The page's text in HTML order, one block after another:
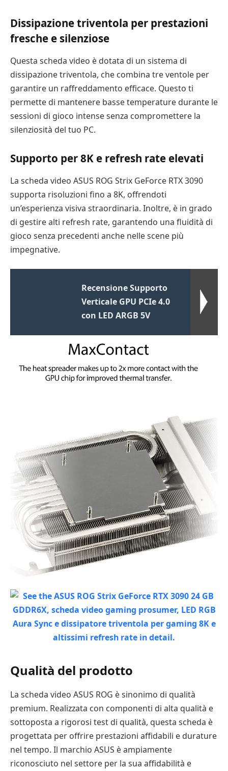
Dissipazione triventola per prestazioni
fresche e silenziose
Questa scheda video è dotata di un sistema di
dissipazione triventola, che combina tre ventole per
garantire un raffreddamento efficace. Questo ti
permette di mantenere basse temperature durante le
sessioni di gioco intense senza compromettere la
silenziosità del tuo PC.
Supporto per 8K e refresh rate elevati
La scheda video ASUS ROG Strix GeForce RTX 3090
supporta risoluzioni fino a 8K, offrendoti
un’esperienza visiva straordinaria. Inoltre, è in grado
di gestire alti refresh rate, garantendo una fluidità di
gioco senza precedenti anche nelle scene più
impegnative.
Recensione Supporto
Verticale GPU PCIe 4.0
con LED ARGB 5V
Qualità del prodotto
La scheda video ASUS ROG è sinonimo di qualità
premium. Realizzata con componenti di alta qualità e
sottoposta a rigorosi test di qualità, questa scheda è
progettata per offrire prestazioni affidabili e durature
nel tempo. Il marchio ASUS è ampiamente
riconosciuto nel settore per la sua affidabilità e